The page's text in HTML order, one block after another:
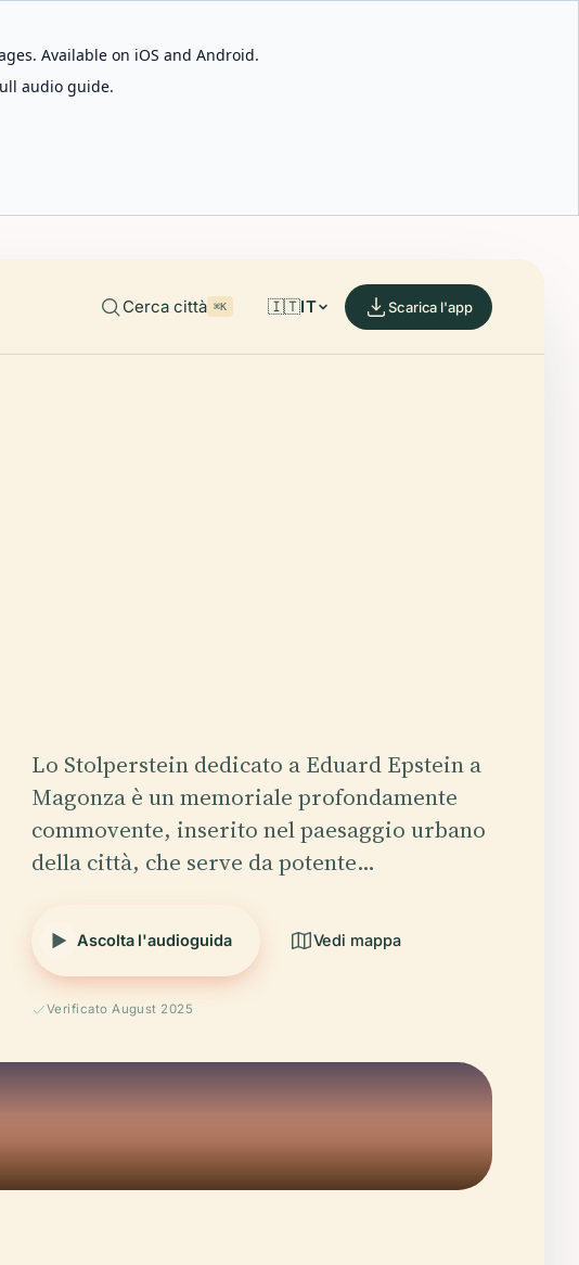
Available on iOS and Android.
audio guide.
Cerca città ⌘K 🇮🇹IT Scarica l'app
Lo Stolperstein dedicato a Eduard Epstein a
Magonza è un memoriale profondamente
commovente, inserito nel paesaggio urbano
della città, che serve da potente…
Ascolta l'audioguida Vedi mappa
Verificato August 2025